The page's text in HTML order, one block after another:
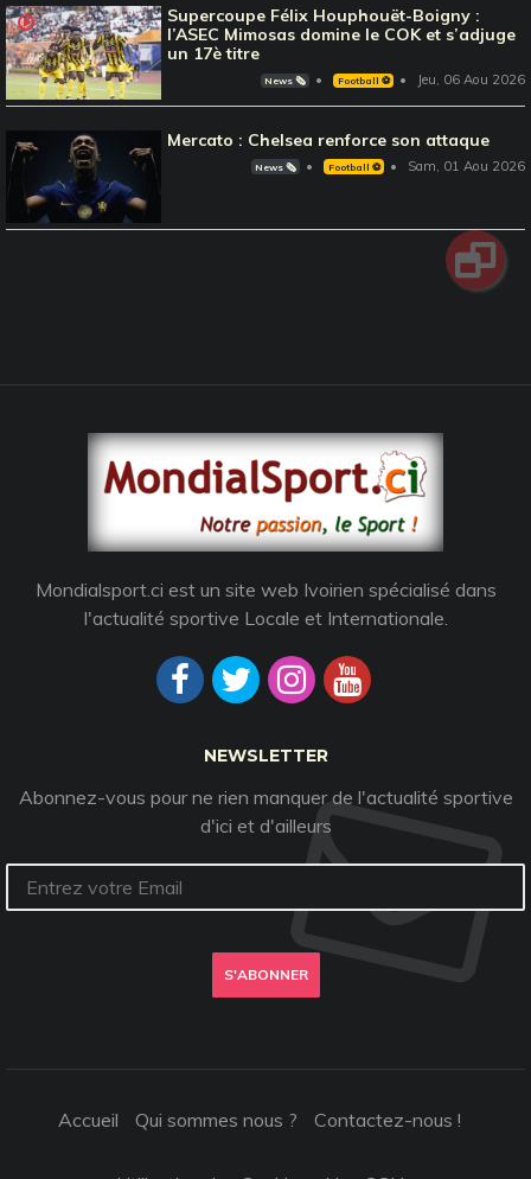
Supercoupe Félix Houphouët-Boigny :
l’ASEC Mimosas domine le COK et s’adjuge
un 17è titre
News 🗞️ Football ⚽️ Jeu, 06 Aou 2026
Mercato : Chelsea renforce son attaque
News 🗞️ Football ⚽️ Sam, 01 Aou 2026
Mondialsport.ci est un site web Ivoirien spécialisé dans
l'actualité sportive Locale et Internationale.
NEWSLETTER
Abonnez-vous pour ne rien manquer de l'actualité sportive
d'ici et d'ailleurs
S'ABONNER
Accueil Qui sommes nous ? Contactez-nous !